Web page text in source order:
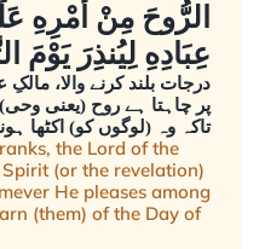
الرُّوحَ مِنْ أَمْرِهِ
عِبَادِهِ لِيُنذِرَ يَوْمَ
درجات بلند کرنے والا،
پر چاہتا ہے روح (یعنی
تاکہ وہ (لوگوں کو) اکٹھا
the Lord of the
(or the revelation)
He pleases among
(them) of the Day of